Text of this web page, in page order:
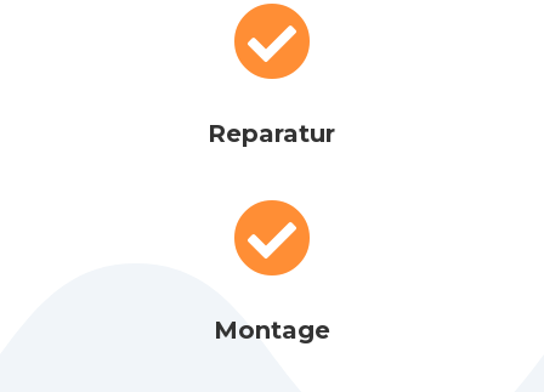

Reparatur

Montage